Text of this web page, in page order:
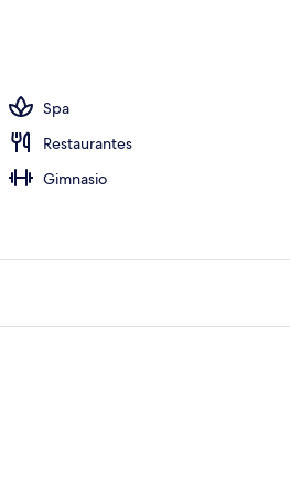
Spa
Restaurantes
Gimnasio